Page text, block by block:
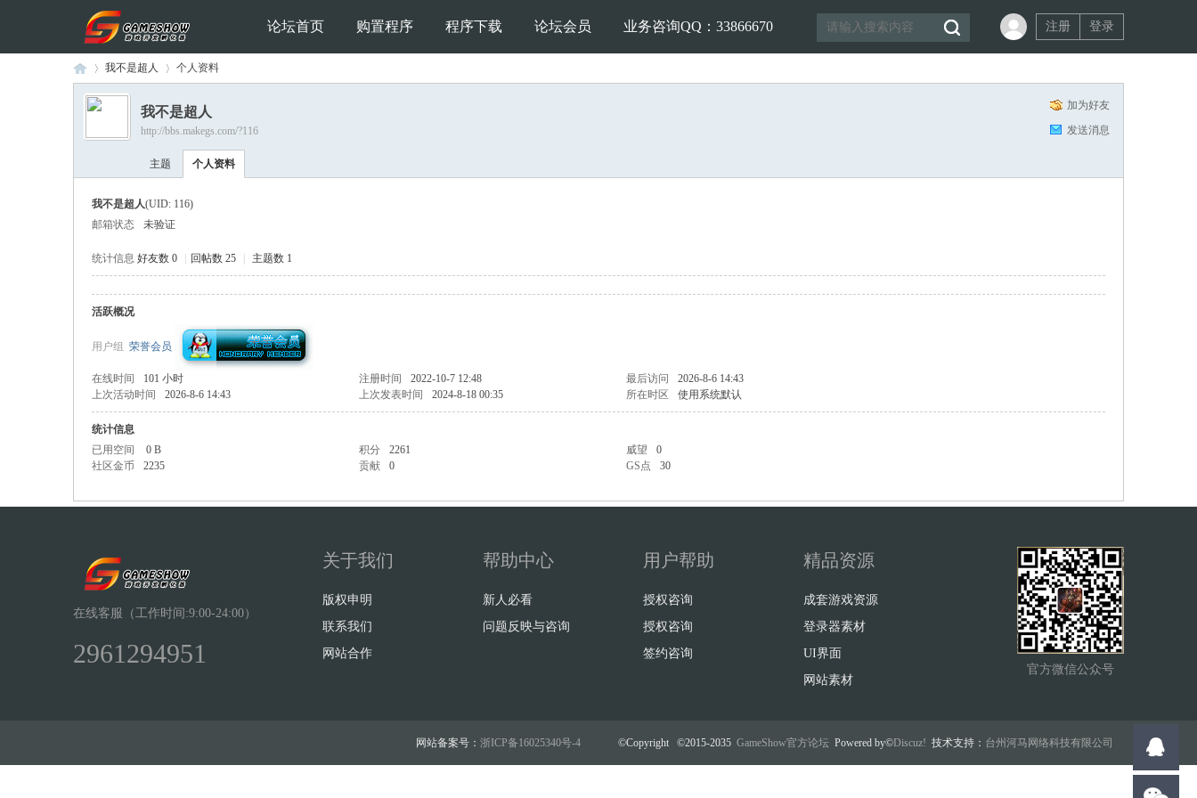
论坛首页 购置程序 程序下载 论坛会员 业务咨询QQ：33866670 注册 登录
Sh
›
我不是超人 个人资料
加为好友
发送消息
我不是超人
http://bbs.makegs.com/?116
主题 个人资料
我不是超人(UID: 116)
邮箱状态
未验证
统计信息 好友数 0 回帖数 25 主题数 1
活跃概况
用户组 荣誉会员
在线时间 101 小时 注册时间 2022-10-7 12:48 最后访问
2026-8-6 14:43
上次活动时间
2026-8-6 14:43 上次发表时间 2024-8-18 00:35 所在时区 使用系统默认
统计信息
已用空间
0 B 积分 2261 威望
0
社区金币
2235 贡献 0 GS点 30
在线客服（工作时间:9:00-24:00）
2961294951
关于我们
版权申明
联系我们
网站合作
帮助中心
新人必看
问题反映与咨询
用户帮助
授权咨询
授权咨询
签约咨询
精品资源
成套游戏资源
登录器素材
UI界面
网站素材
官方微信公众号
网站备案号： 浙ICP备16025340号-4 ©Copyright ©2015-2035 GameShow官方论坛 Powered by©Discuz! 技术支持： 台州河马网络科技有限公司